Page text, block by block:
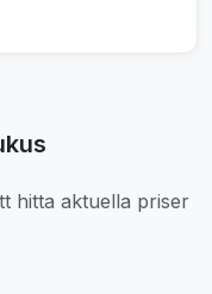
hitta aktuella priser